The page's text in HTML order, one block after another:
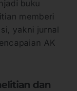
buku
memberi
yakni jurnal
AK
dan